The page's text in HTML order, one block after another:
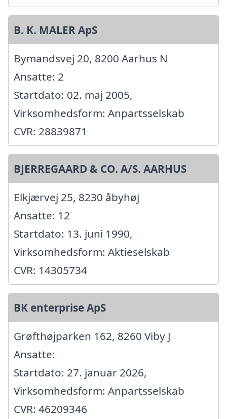
B. K. MALER ApS
Bymandsvej 20, 8200 Aarhus N
Ansatte: 2
Startdato: 02. maj 2005,
Virksomhedsform: Anpartsselskab
CVR: 28839871
BJERREGAARD & CO. A/S. AARHUS
Elkjærvej 25, 8230 åbyhøj
Ansatte: 12
Startdato: 13. juni 1990,
Virksomhedsform: Aktieselskab
CVR: 14305734
BK enterprise ApS
Grøfthøjparken 162, 8260 Viby J
Ansatte:
Startdato: 27. januar 2026,
Virksomhedsform: Anpartsselskab
CVR: 46209346